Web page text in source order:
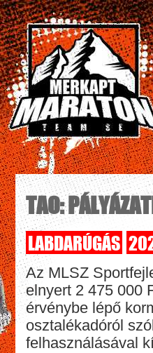
TAO:
LABDARÚGÁS
Az MLSZ
elnyert 2 475 000
érvénybe lépő
osztalékadóról
felhasználásával